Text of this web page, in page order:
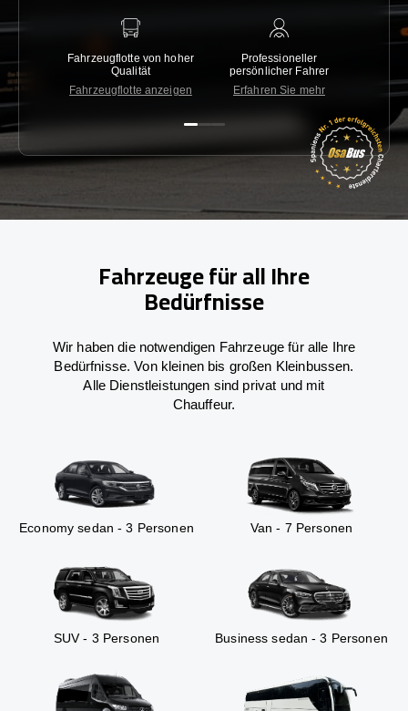
Fahrzeugflotte von hoher
Qualität
Fahrzeugflotte anzeigen
Professioneller
persönlicher Fahrer
Erfahren Sie mehr
Fahrzeuge für all Ihre
Bedürfnisse
Wir haben die notwendigen Fahrzeuge für alle Ihre
Bedürfnisse. Von kleinen bis großen Kleinbussen.
Alle Dienstleistungen sind privat und mit
Chauffeur.
Economy sedan - 3 Personen Van - 7 Personen
SUV - 3 Personen Business sedan - 3 Personen